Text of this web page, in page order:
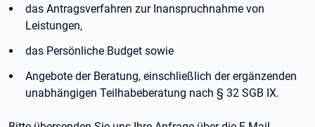
das Antragsverfahren zur Inanspruchnahme von
Leistungen,
das Persönliche Budget sowie
Angebote der Beratung, einschließlich der ergänzenden
unabhängigen Teilhabeberatung nach § 32 SGB IX.